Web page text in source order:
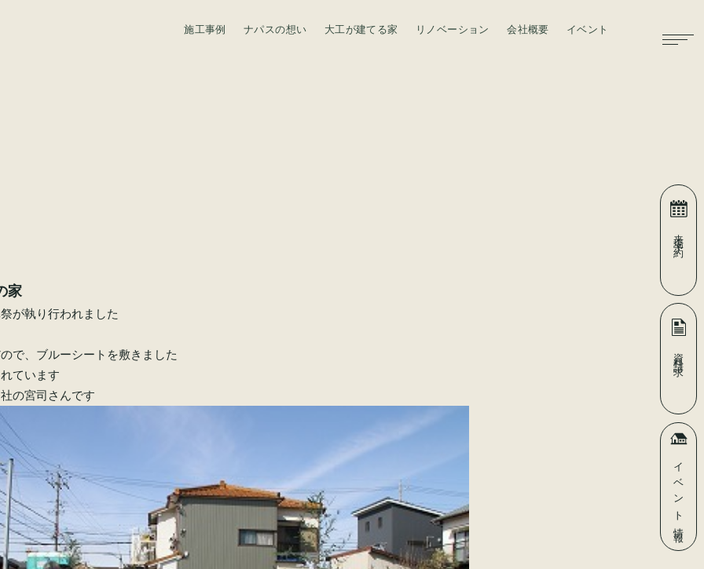
施工事例 ナパスの想い 大工が建てる家 リノベーション 会社概要 イベント
家
が執り行われました
で、ブルーシートを敷きました
ています
の宮司さんです
来場予約
資料請求
イベント